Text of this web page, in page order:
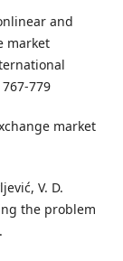
and
market
779
market
V. D.
the problem